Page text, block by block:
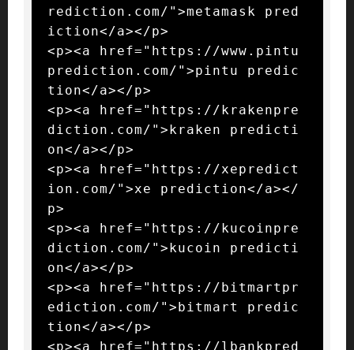
rediction.com/">metamask pred
iction</a></p>
<p><a href="https://www.pintu
prediction.com/">pintu predic
tion</a></p>
<p><a href="https://krakenpre
diction.com/">kraken predicti
on</a></p>
<p><a href="https://xepredict
ion.com/">xe prediction</a></
p>
<p><a href="https://kucoinpre
diction.com/">kucoin predicti
on</a></p>
<p><a href="https://bitmartpr
ediction.com/">bitmart predic
tion</a></p>
<p><a href="https://lbankpred